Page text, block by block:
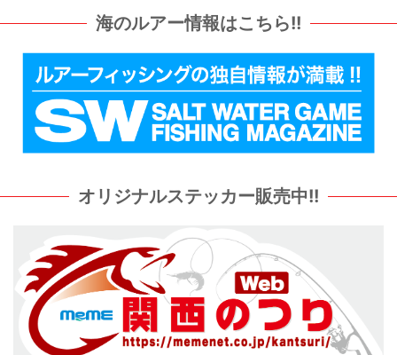
海のルアー情報はこちら!!
オリジナルステッカー販売中!!